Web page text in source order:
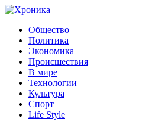
Общество
Политика
Экономика
Происшествия
В мире
Технологии
Культура
Спорт
Life Style